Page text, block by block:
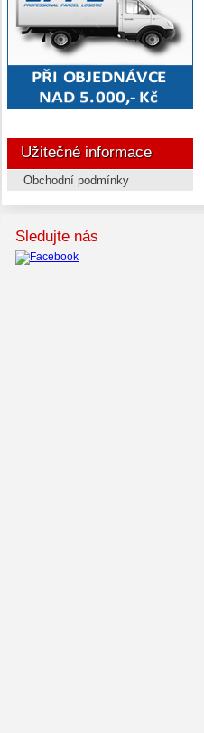
Užitečné informace
Obchodní podmínky
Sledujte nás